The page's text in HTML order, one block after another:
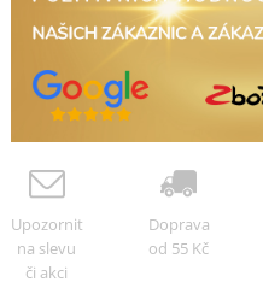
Upozornit
na slevu
či akci
Doprava
od 55 Kč